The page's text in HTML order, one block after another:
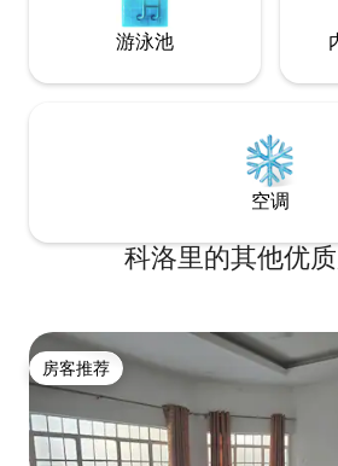
游泳池
空调
科洛里的其他优
房客推荐
房客推荐